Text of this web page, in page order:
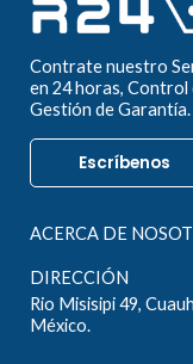
Contrate nuestro
en 24 horas, Control
Gestión de Garantía.
Escríbenos
ACERCA DE
DIRECCIÓN
Rio Misisipi 49,
México.